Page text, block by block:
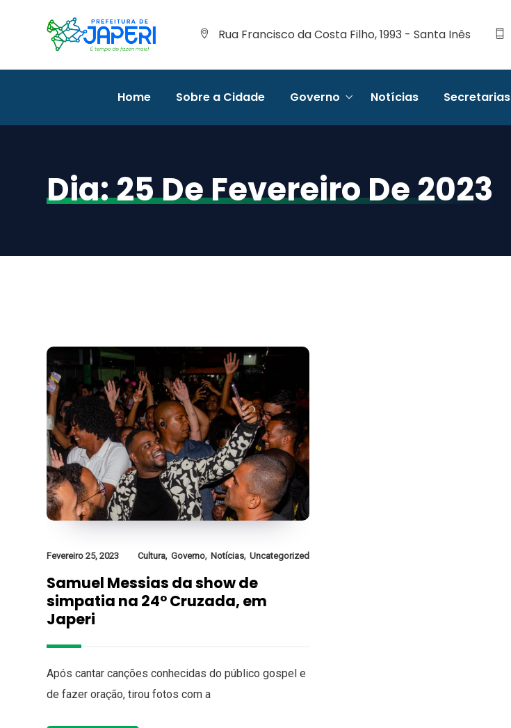
Rua Francisco da Costa Filho, 1993 - Santa Inês
Home Sobre a Cidade Governo Notícias Secretarias
Dia:25 De Fevereiro De 2023
Fevereiro 25, 2023 Cultura, Governo, Notícias, Uncategorized
Samuel Messias da show de
simpatia na 24° Cruzada, em
Japeri
Após cantar canções conhecidas do público gospel e
de fazer oração, tirou fotos com a